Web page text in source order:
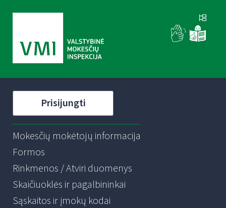
Prisijungti
Mokesčių mokėtojų informacija
Formos
Rinkmenos / Atviri duomenys
Skaičiuoklės ir pagalbininkai
Sąskaitos ir įmokų kodai